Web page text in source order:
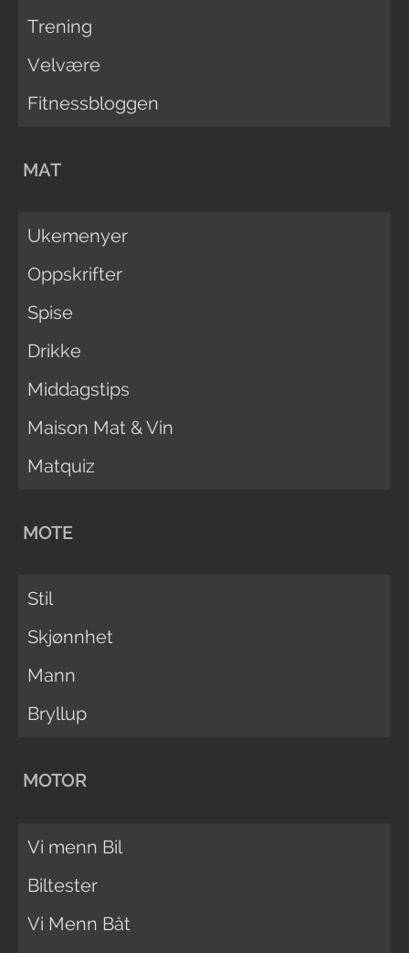
Trening
Velvære
Fitnessbloggen
MAT
Ukemenyer
Oppskrifter
Spise
Drikke
Middagstips
Maison Mat & Vin
Matquiz
MOTE
Stil
Skjønnhet
Mann
Bryllup
MOTOR
Vi menn Bil
Biltester
Vi Menn Båt